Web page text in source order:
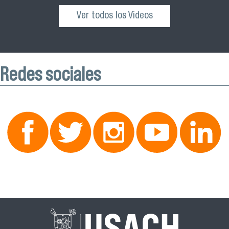
Ver todos los Videos
Redes sociales